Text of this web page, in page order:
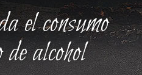
el consumo
alcohol